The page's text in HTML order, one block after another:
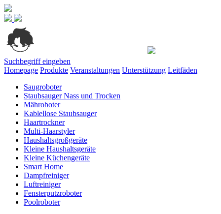
Suchbegriff eingeben
Homepage Produkte Veranstaltungen Unterstützung Leitfäden
Saugroboter
Staubsauger Nass und Trocken
Mähroboter
Kablellose Staubsauger
Haartrockner
Multi-Haarstyler
Haushaltsgroßgeräte
Kleine Haushaltsgeräte
Kleine Küchengeräte
Smart Home
Dampfreiniger
Luftreiniger
Fensterputzroboter
Poolroboter